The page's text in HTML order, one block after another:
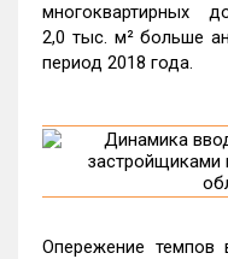
2,0 тыс. м² больше
период 2018 года.
Опережение темпов